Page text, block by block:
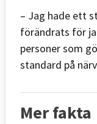
– Jag hade ett
förändrats för
personer som
standard på
Mer fakta